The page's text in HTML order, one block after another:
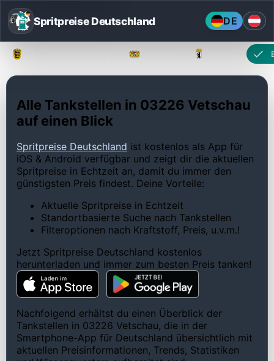
Spritpreise Deutschland DE
Alle Tankstellen in 03226 Vetschau
auf einen Blick
Spritpreise Deutschland ist kostenlos als App für
iOS & Android verfügbar und zeigt dir die aktuellen
Spritpreise in Echtzeit an, damit du immer den
günstigsten Preis findest. Deine Vorteile:
Aktuelle Spritpreise in Echtzeit
Standortbasierte Suche nach Tankstellen
Filteroptionen nach Kraftstoff, Preis, u.v.m.!
Jetzt Spritpreise Deutschland kostenlos
herunterladen und immer zum besten Preis tanken!
Nachfolgend erhältst du einen Überblick der
Tankstellen in 03226 Vetschau, die in der
Smartphone-App für Deutschland übersichtlich mit
aktuellen Preisinformationen, Trends, Statistiken